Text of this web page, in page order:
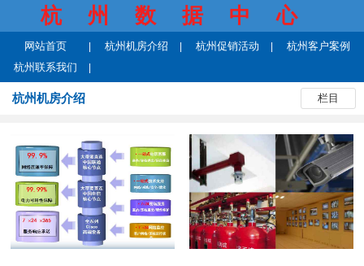
杭州数据中心
网站首页 杭州机房介绍 杭州促销活动
杭州客户案例
杭州联系我们
栏目
杭州机房介绍